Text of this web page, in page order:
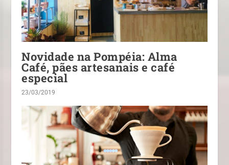
Novidade na Pompéia: Alma
Café, pães artesanais e café
especial
23/03/2019